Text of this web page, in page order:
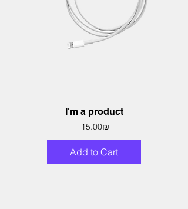
I'm a product
Price ‏15.00 ‏₪
Add to Cart